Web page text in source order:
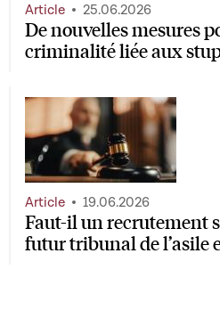
De nouvelles mesures
criminalité liée aux
Article 25.06.2026
Faut-il un recrutement
futur tribunal de l’asile
Article 19.06.2026